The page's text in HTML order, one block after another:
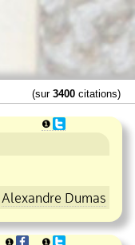
(sur 3400 citations)
❶
Alexandre Dumas
❶ ❶